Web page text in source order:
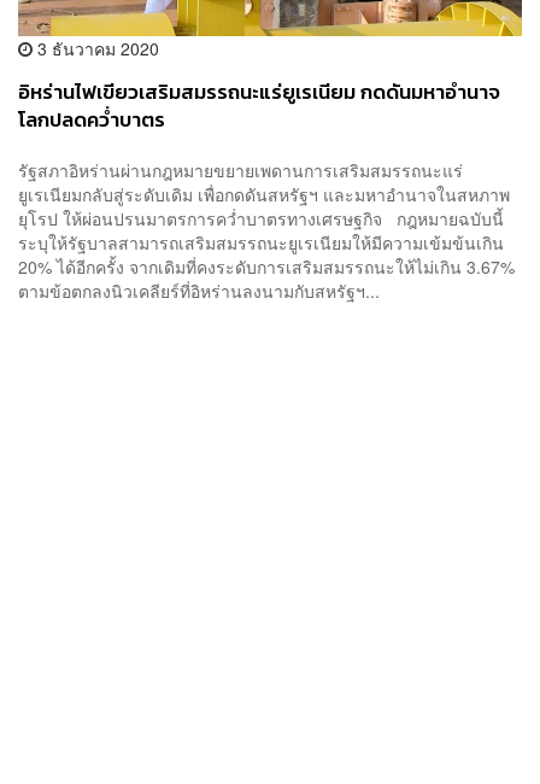
3 ธันวาคม 2020
อิหร่านไฟเขียวเสริมสมรรถนะแร่ยูเรเนียม กดดันมหาอำนาจ
โลกปลดคว่ำบาตร
รัฐสภาอิหร่านผ่านกฎหมายขยายเพดานการเสริมสมรรถนะแร่
ยูเรเนียมกลับสู่ระดับเดิม เพื่อกดดันสหรัฐฯ และมหาอำนาจในสหภาพ
ยุโรป ให้ผ่อนปรนมาตรการคว่ำบาตรทางเศรษฐกิจ กฎหมายฉบับนี้
ระบุให้รัฐบาลสามารถเสริมสมรรถนะยูเรเนียมให้มีความเข้มข้นเกิน
20% ได้อีกครั้ง จากเดิมที่คงระดับการเสริมสมรรถนะให้ไม่เกิน 3.67%
ตามข้อตกลงนิวเคลียร์ที่อิหร่านลงนามกับสหรัฐฯ...